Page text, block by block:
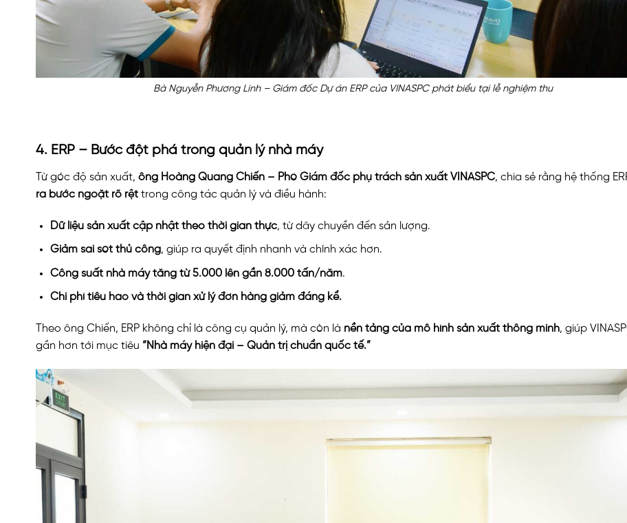
Bà Nguyễn Phương Linh – Giám đốc Dự án ERP của VINASPC phát biểu tại lễ nghiệm thu
4. ERP – Bước đột phá trong quản lý nhà máy
Từ góc độ sản xuất, ông Hoàng Quang Chiến – Phó Giám đốc phụ trách sản xuất VINASPC, chia sẻ rằng hệ thống
ra bước ngoặt rõ rệt trong công tác quản lý và điều hành:
Dữ liệu sản xuất cập nhật theo thời gian thực, từ dây chuyền đến sản lượng.
Giảm sai sót thủ công, giúp ra quyết định nhanh và chính xác hơn.
Công suất nhà máy tăng từ 5.000 lên gần 8.000 tấn/năm.
Chi phí tiêu hao và thời gian xử lý đơn hàng giảm đáng kể.
Theo ông Chiến, ERP không chỉ là công cụ quản lý, mà còn là nền tảng của mô hình sản xuất thông minh, giúp
gần hơn tới mục tiêu “Nhà máy hiện đại – Quản trị chuẩn quốc tế.”